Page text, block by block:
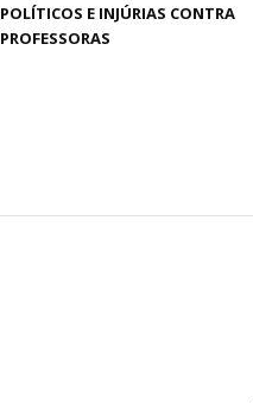
POLÍTICOS E INJÚRIAS CONTRA
PROFESSORAS